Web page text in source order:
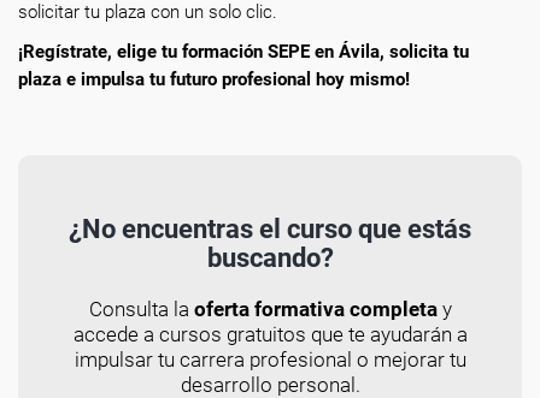
solicitar tu plaza con un solo clic.
¡Regístrate, elige tu formación SEPE en Ávila, solicita tu
plaza e impulsa tu futuro profesional hoy mismo!
¿No encuentras el curso que estás
buscando?
Consulta la oferta formativa completay
accede a cursos gratuitos que te ayudarán a
impulsar tu carrera profesional o mejorar tu
desarrollo personal.